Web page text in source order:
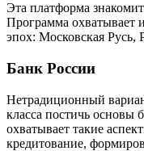
Эта платформа
Программа охватывает
эпох: Московская Русь,
Банк России
Нетрадиционный
класса постичь основы
охватывает такие
кредитование,